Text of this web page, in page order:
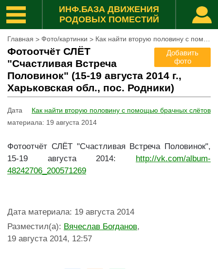
ИНФ.БАЗА ДВИЖЕНИЯ
РОДОВЫХ ПОМЕСТИЙ
Главная > Фото/картинки > Как найти вторую половину с помощью брачных слётов
Добавить
фото
Фотоотчёт СЛЁТ
"Счастливая Встреча
Половинок" (15-19 августа 2014 г.,
Харьковская обл., пос. Родники)
Как найти вторую половину с помощью брачных слётов
Дата
материала: 19 августа 2014
Фотоотчёт СЛЁТ "Счастливая Встреча Половинок",
15-19 августа 2014: http://vk.com/album-
48242706_200571269
Дата материала: 19 августа 2014
Разместил(а): Вячеслав Богданов,
19 августа 2014, 12:57